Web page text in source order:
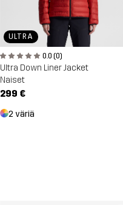
ULTRA
0.0 (0)
Ultra Down Liner Jacket
Naiset
299 €
2 väriä